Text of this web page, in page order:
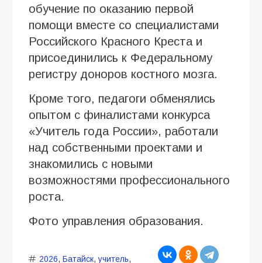
обучение по оказанию первой
помощи вместе со специалистами
Российского Красного Креста и
присоединились к Федеральному
регистру доноров костного мозга.
Кроме того, педагоги обменялись
опытом с финалистами конкурса
«Учитель года России», работали
над собственными проектами и
знакомились с новыми
возможностями профессионального
роста.
Фото управления образования.
2026, Батайск,учитель,